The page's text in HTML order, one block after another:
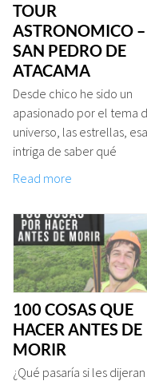
TOUR
ASTRONOMICO –
SAN PEDRO DE
ATACAMA
Desde chico he sido un
apasionado por el tema
universo, las estrellas, esa
intriga de saber qué
Read more
100 COSAS QUE
HACER ANTES DE
MORIR
¿Qué pasaría si les dijeran